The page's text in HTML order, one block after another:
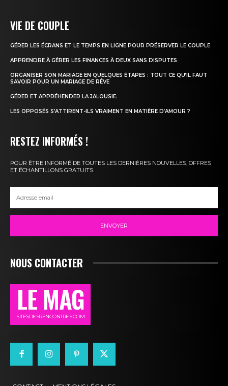
VIE DE COUPLE
GÉRER LES ÉCRANS ET LE TEMPS EN LIGNE POUR PRÉSERVER LE COUPLE
APPRENDRE À GÉRER LES FINANCES À DEUX SANS DISPUTES
ORGANISER SON MARIAGE EN QUELQUES ÉTAPES : TOUT CE QU’IL FAUT
SAVOIR POUR UN MARIAGE DE RÊVE
GÉRER ET APPRÉHENDER LA JALOUSIE.
LES OPPOSÉS S’ATTIRENT-ILS VRAIMENT EN MATIÈRE D’AMOUR ?
RESTEZ INFORMÉS !
POUR ÊTRE INFORMÉ DE TOUTES LES DERNIÈRES NOUVELLES, OFFRES
ET ÉCHANTILLONS GRATUITS.
ENVOYER
NOUS CONTACTER
LE MAG
SITESDESRENCONTRES.COM